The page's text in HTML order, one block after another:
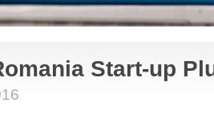
Start-up